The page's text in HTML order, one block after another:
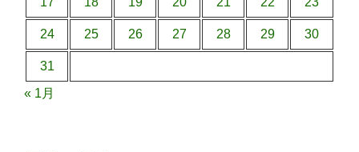
24 25 26 27 28 29 30
31
« 1月